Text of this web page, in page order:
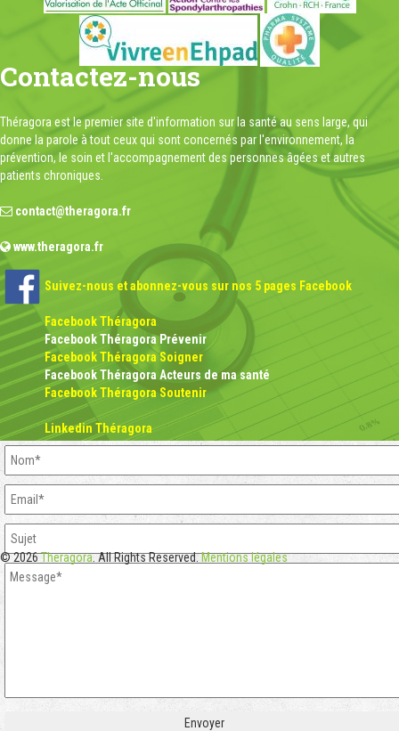
Contactez-nous
Théragora est le premier site d'information sur la santé au sens large, qui
donne la parole à tout ceux qui sont concernés par l'environnement, la
prévention, le soin et l'accompagnement des personnes âgées et autres
patients chroniques.
contact@theragora.fr
www.theragora.fr
Suivez-nous et abonnez-vous sur nos 5 pages Facebook
Facebook Théragora
Facebook Théragora Prévenir
Facebook Théragora Soigner
Facebook Théragora Acteurs de ma santé
Facebook Théragora Soutenir
Linkedin Théragora
© 2026Theragora. All Rights Reserved.Mentions légales